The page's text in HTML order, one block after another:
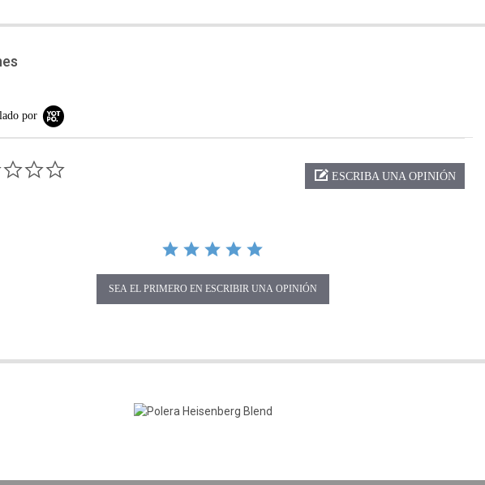
por
ESCRIBA UNA OPINIÓN
SEA EL PRIMERO EN ESCRIBIR UNA OPINIÓN